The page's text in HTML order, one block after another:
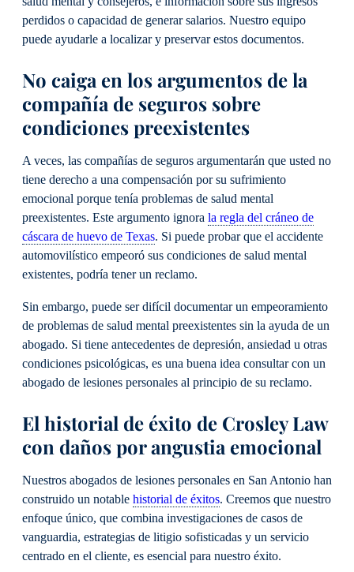
perdidos o capacidad de generar salarios. Nuestro equipo
puede ayudarle a localizar y preservar estos documentos.
No caiga en los argumentos de la
compañía de seguros sobre
condiciones preexistentes
A veces, las compañías de seguros argumentarán que usted no
tiene derecho a una compensación por su sufrimiento
emocional porque tenía problemas de salud mental
preexistentes. Este argumento ignora la regla del cráneo de
cáscara de huevo de Texas. Si puede probar que el accidente
automovilístico empeoró sus condiciones de salud mental
existentes, podría tener un reclamo.
Sin embargo, puede ser difícil documentar un empeoramiento
de problemas de salud mental preexistentes sin la ayuda de un
abogado. Si tiene antecedentes de depresión, ansiedad u otras
condiciones psicológicas, es una buena idea consultar con un
abogado de lesiones personales al principio de su reclamo.
El historial de éxito de Crosley Law
con daños por angustia emocional
Nuestros abogados de lesiones personales en San Antonio han
construido un notable historial de éxitos. Creemos que nuestro
enfoque único, que combina investigaciones de casos de
vanguardia, estrategias de litigio sofisticadas y un servicio
centrado en el cliente, es esencial para nuestro éxito.